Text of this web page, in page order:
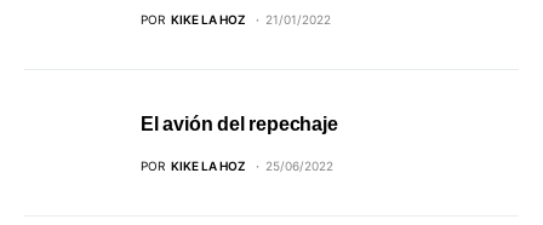
POR KIKE LA HOZ 21/01/2022
El avión del repechaje
POR KIKE LA HOZ 25/06/2022